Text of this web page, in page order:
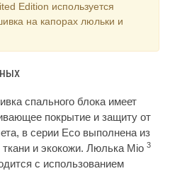
Edition используется
на капорах люльки и
спального блока имеет
покрытие и защиту от
в серии Eco выполнена из
и экокожи. Люлька Mio 3
с использованием